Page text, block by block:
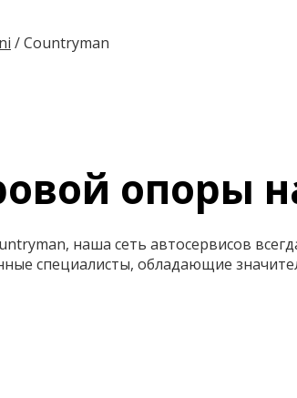
/Countryman
опоры
наша сеть автосервисов
специалисты, обладающие